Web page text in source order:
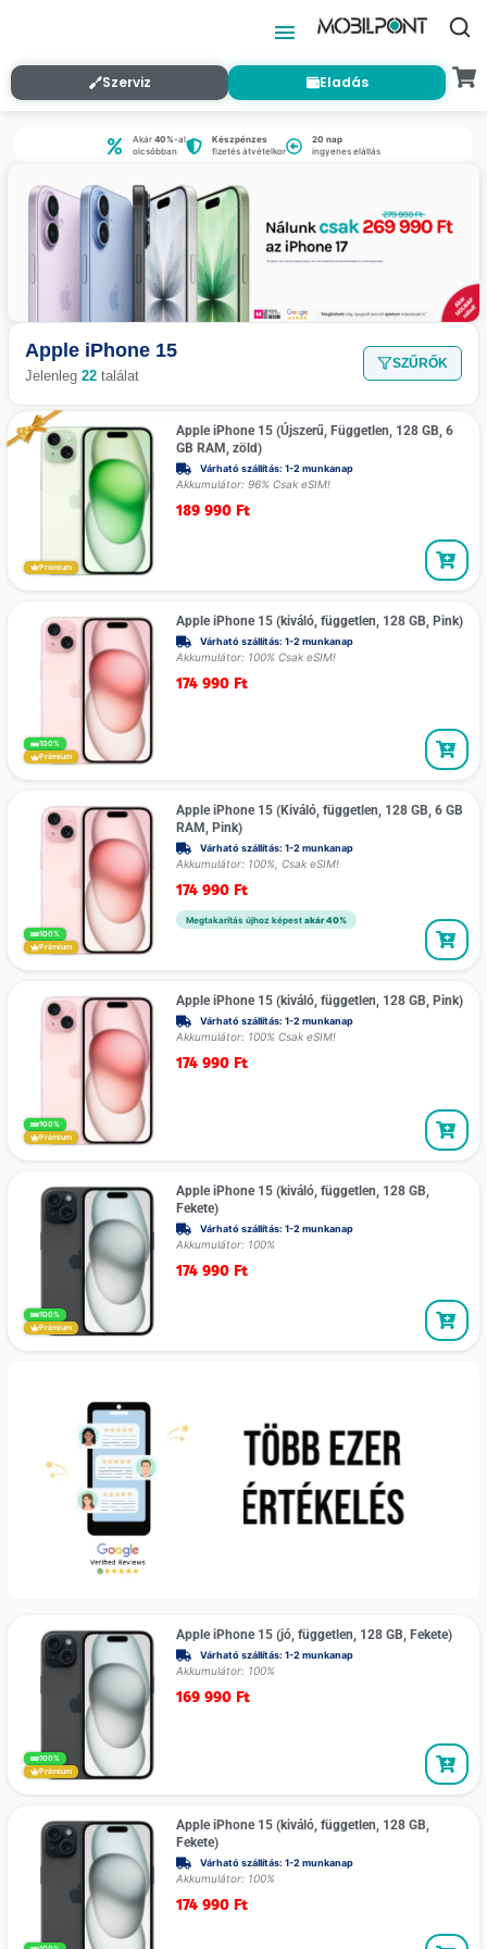
Szerviz Eladás
Akár40%-al
olcsóbban
Készpénzes
fizetés átvételkor
20 nap
ingyenes elállás
Apple iPhone 15
Jelenleg 22 találat
SZŰRŐK
Prémium
Apple iPhone 15 (Újszerű, Független, 128 GB, 6
GB RAM, zöld)
Várható szállítás: 1-2 munkanap
Akkumulátor: 96% Csak eSIM!
189 990 Ft
100%
Prémium
Apple iPhone 15 (kiváló, független, 128 GB, Pink)
Várható szállítás: 1-2 munkanap
Akkumulátor: 100% Csak eSIM!
174 990 Ft
100%
Prémium
Apple iPhone 15 (Kiváló, független, 128 GB, 6 GB
RAM, Pink)
Várható szállítás: 1-2 munkanap
Akkumulátor: 100%, Csak eSIM!
174 990 Ft
Megtakarítás újhoz képest akár 40%
100%
Prémium
Apple iPhone 15 (kiváló, független, 128 GB, Pink)
Várható szállítás: 1-2 munkanap
Akkumulátor: 100% Csak eSIM!
174 990 Ft
100%
Prémium
Apple iPhone 15 (kiváló, független, 128 GB,
Fekete)
Várható szállítás: 1-2 munkanap
Akkumulátor: 100%
174 990 Ft
100%
Prémium
Apple iPhone 15 (jó, független, 128 GB, Fekete)
Várható szállítás: 1-2 munkanap
Akkumulátor: 100%
169 990 Ft
Apple iPhone 15 (kiváló, független, 128 GB,
Fekete)
Várható szállítás: 1-2 munkanap
Akkumulátor: 100%
174 990 Ft